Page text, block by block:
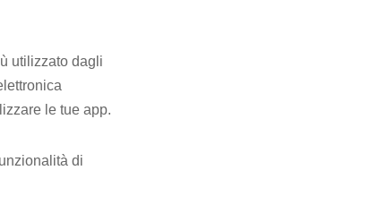
utilizzato dagli
le tue app.
di